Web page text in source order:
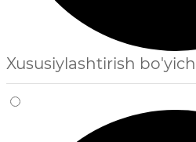
Xususiylashtirish